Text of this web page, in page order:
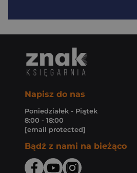
Napisz do nas
Poniedziałek - Piątek
8:00 - 18:00
[email protected]
Bądź z nami na bieżąco